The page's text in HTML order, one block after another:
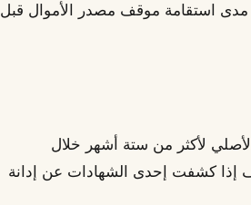
مدى استقامة موقف مصدر الأموال قبل
لأكثر من ستة أشهر خلال
إذا كشفت إحدى الشهادات عن إدانة